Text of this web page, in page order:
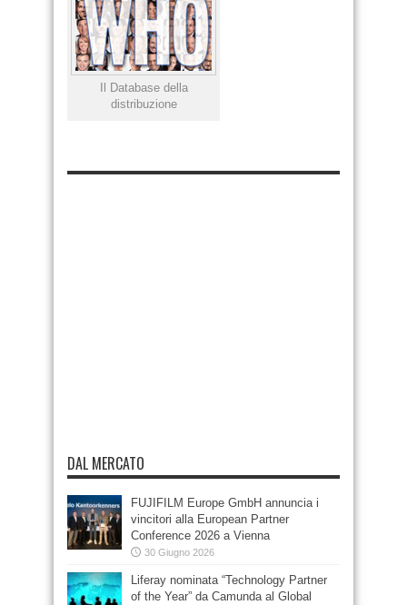
Il Database della
distribuzione
DAL MERCATO
FUJIFILM Europe GmbH annuncia i
vincitori alla European Partner
Conference 2026 a Vienna
30 Giugno 2026
Liferay nominata “Technology Partner
of the Year” da Camunda al Global